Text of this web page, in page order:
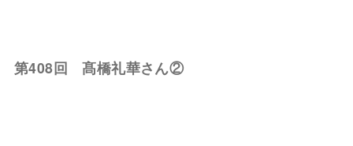
第408回 髙橋礼華さん②